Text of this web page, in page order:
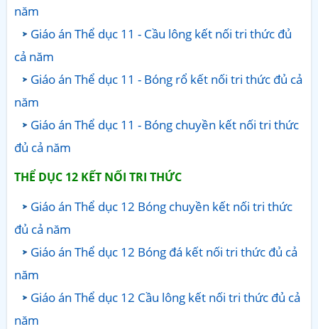
năm
Giáo án Thể dục 11 - Cầu lông kết nối tri thức đủ
cả năm
Giáo án Thể dục 11 - Bóng rổ kết nối tri thức đủ cả
năm
Giáo án Thể dục 11 - Bóng chuyền kết nối tri thức
đủ cả năm
THỂ DỤC 12 KẾT NỐI TRI THỨC
Giáo án Thể dục 12 Bóng chuyền kết nối tri thức
đủ cả năm
Giáo án Thể dục 12 Bóng đá kết nối tri thức đủ cả
năm
Giáo án Thể dục 12 Cầu lông kết nối tri thức đủ cả
năm